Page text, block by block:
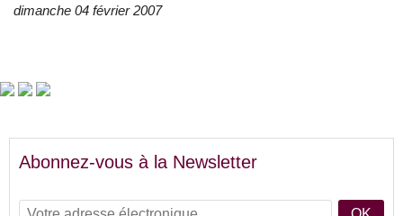
dimanche 04 février 2007
Abonnez-vous à la Newsletter